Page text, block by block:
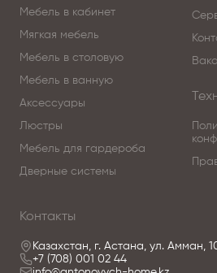
Мебель в кабинет
Мягкая мебель
Мебель в столовую
Мебель в ванную
Аксессуары
Люстры
Мебель для гардероба
Дверные системы
Контакты
Казахстан, г. Астана, ул. Амман,
+7 (708) 001 02 44